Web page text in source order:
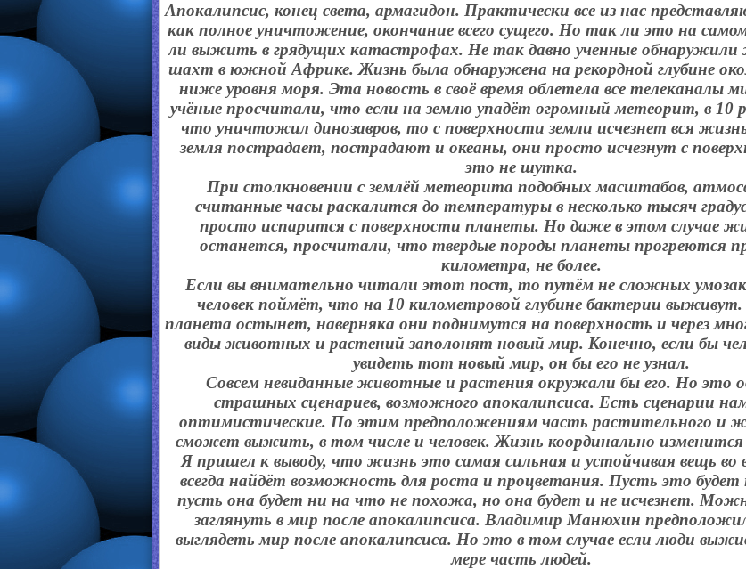
Апокалипсис, конец света, армагидон. Практически все из нас
как полное уничтожение, окончание всего сущего. Но так ли это на
ли выжить в грядущих катастрофах. Не так давно ученные обнаружили
шахт в южной Африке. Жизнь была обнаружена на рекордной глубине
ниже уровня моря. Эта новость в своё время облетела все телеканалы
учёные просчитали, что если на землю упадёт огромный метеорит, в 10
что уничтожил динозавров, то с поверхности земли исчезнет вся
земля пострадает, пострадают и океаны, они просто исчезнут с
это не шутка.
При столкновении с землёй метеорита подобных масштабов,
считанные часы раскалится до температуры в несколько тысяч
просто испарится с поверхности планеты. Но даже в этом случае
останется, просчитали, что твердые породы планеты прогреются
километра, не более.
Если вы внимательно читали этот пост, то путём не сложных
человек поймёт, что на 10 километровой глубине бактерии выживут.
планета остынет, наверняка они поднимутся на поверхность и через
виды животных и растений заполонят новый мир. Конечно, если бы
увидеть тот новый мир, он бы его не узнал.
Совсем невиданные животные и растения окружали бы его. Но это
страшных сценариев, возможного апокалипсиса. Есть сценарии
оптимистические. По этим предположениям часть растительного и
сможет выжить, в том числе и человек. Жизнь координально изменится
Я пришел к выводу, что жизнь это самая сильная и устойчивая вещь во
всегда найдёт возможность для роста и процветания. Пусть это
пусть она будет ни на что не похожа, но она будет и не исчезнет.
заглянуть в мир после апокалипсиса. Владимир Манюхин
выглядеть мир после апокалипсиса. Но это в том случае если люди
мере часть людей.